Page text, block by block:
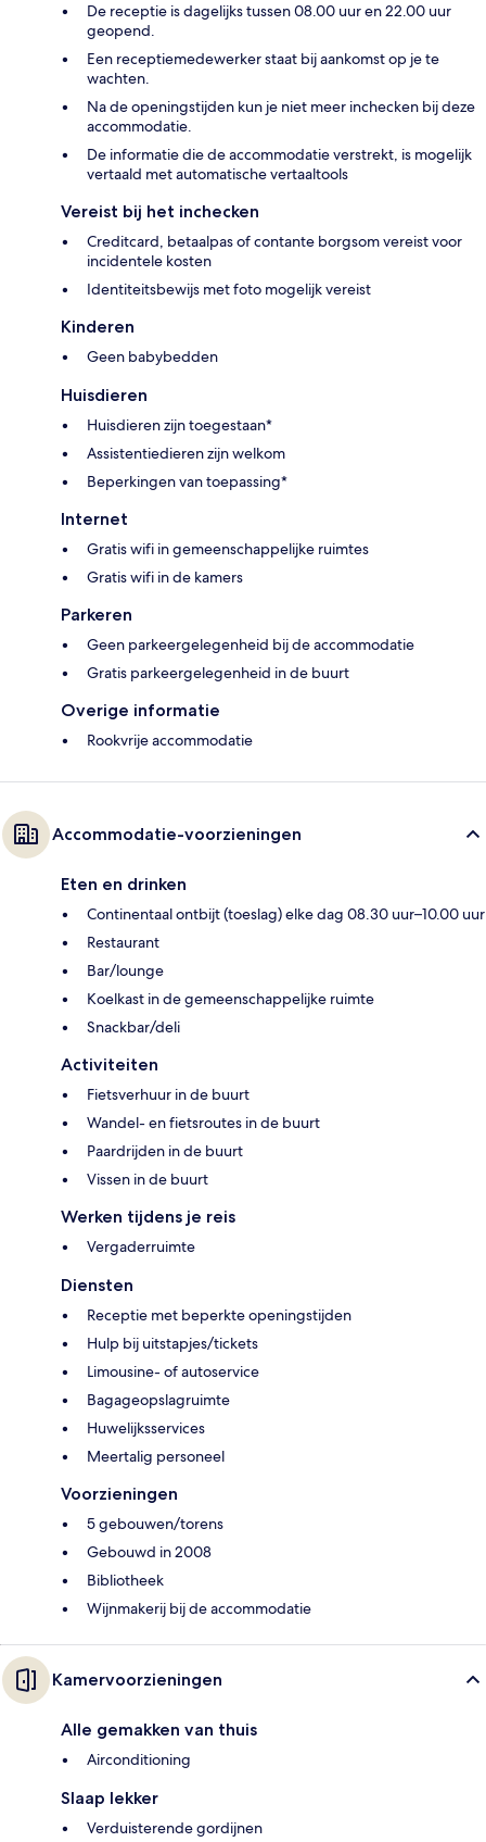
De receptie is dagelijks tussen 08.00 uur en 22.00 uur
geopend.
Een receptiemedewerker staat bij aankomst op je te
wachten.
Na de openingstijden kun je niet meer inchecken bij deze
accommodatie.
De informatie die de accommodatie verstrekt, is mogelijk
vertaald met automatische vertaaltools
Vereist bij het inchecken
Creditcard, betaalpas of contante borgsom vereist voor
incidentele kosten
Identiteitsbewijs met foto mogelijk vereist
Kinderen
Geen babybedden
Huisdieren
Huisdieren zijn toegestaan*
Assistentiedieren zijn welkom
Beperkingen van toepassing*
Internet
Gratis wifi in gemeenschappelijke ruimtes
Gratis wifi in de kamers
Parkeren
Geen parkeergelegenheid bij de accommodatie
Gratis parkeergelegenheid in de buurt
Overige informatie
Rookvrije accommodatie
Accommodatie-voorzieningen
Eten en drinken
Continentaal ontbijt (toeslag) elke dag 08.30 uur–10.00 uur
Restaurant
Bar/lounge
Koelkast in de gemeenschappelijke ruimte
Snackbar/deli
Activiteiten
Fietsverhuur in de buurt
Wandel- en fietsroutes in de buurt
Paardrijden in de buurt
Vissen in de buurt
Werken tijdens je reis
Vergaderruimte
Diensten
Receptie met beperkte openingstijden
Hulp bij uitstapjes/tickets
Limousine- of autoservice
Bagageopslagruimte
Huwelijksservices
Meertalig personeel
Voorzieningen
5 gebouwen/torens
Gebouwd in 2008
Bibliotheek
Wijnmakerij bij de accommodatie
Kamervoorzieningen
Alle gemakken van thuis
Airconditioning
Slaap lekker
Verduisterende gordijnen